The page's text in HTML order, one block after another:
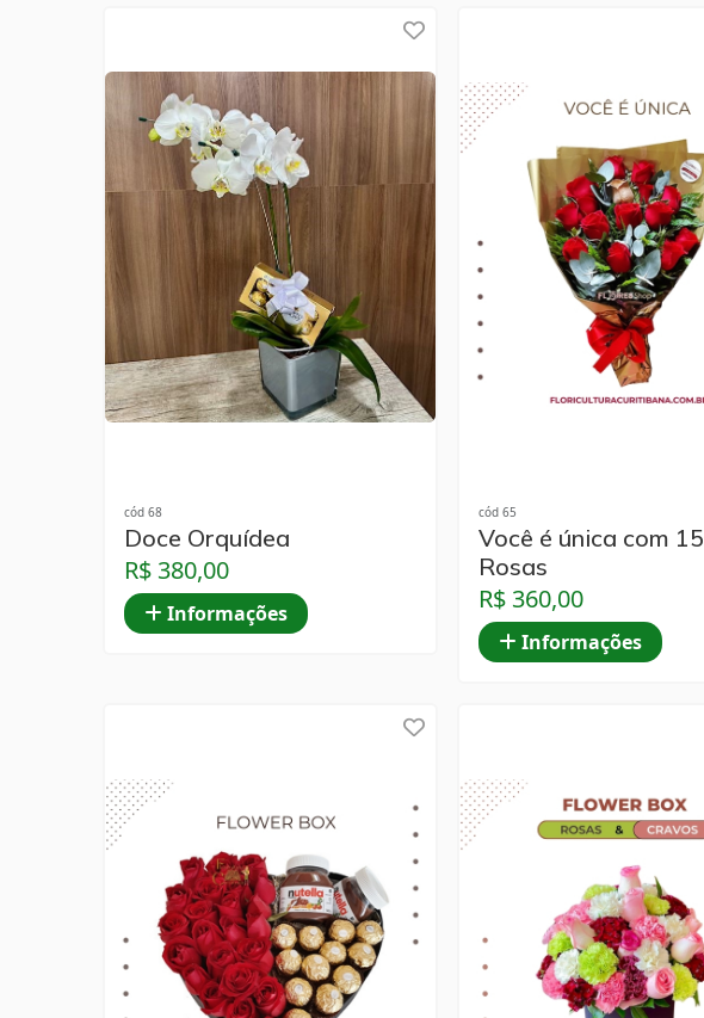
cód 68
Doce Orquídea
R$ 380,00
Informações
cód 65
Você é única com 15
Rosas
R$ 360,00
Informações